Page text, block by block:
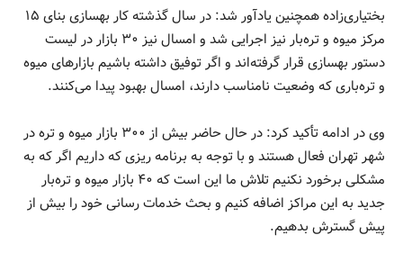
بختیاری‌زاده همچنین یادآور شد: در سال گذشته کار بهسازی بنای ۱۵
مرکز میوه و تره‌بار نیز اجرایی شد و امسال نیز ۳۰ بازار در لیست
دستور بهسازی قرار گرفته‌اند و اگر توفیق داشته باشیم بازار‌های میوه
و تره‌باری که وضعیت نامناسب دارند، امسال بهبود پیدا می‌کنند.
وی در ادامه تأکید کرد: در حال حاضر بیش از ۳۰۰ بازار میوه و تره در
شهر تهران فعال هستند و با توجه به برنامه ریزی که داریم اگر که به
مشکلی برخورد نکنیم تلاش ما این است که ۴۰ بازار میوه و تره‌بار
جدید به این مراکز اضافه کنیم و بحث خدمات رسانی خود را بیش از
پیش گسترش بدهیم.